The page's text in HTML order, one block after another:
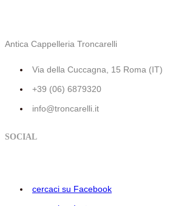
Antica Cappelleria Troncarelli
Via della Cuccagna, 15 Roma (IT)
+39 (06) 6879320
info@troncarelli.it
SOCIAL
cercaci su Facebook